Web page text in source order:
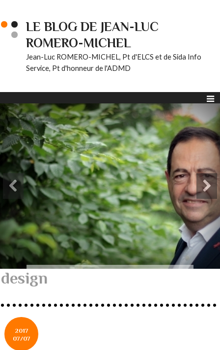
LE BLOG DE JEAN-LUC
ROMERO-MICHEL
Jean-Luc ROMERO-MICHEL, Pt d'ELCS et de Sida Info
Service, Pt d'honneur de l'ADMD
design
2017
07/07